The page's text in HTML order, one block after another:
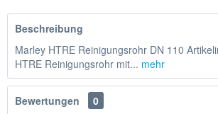
Beschreibung
Marley HTRE Reinigungsrohr DN 110
HTRE Reinigungsrohr mit... mehr
Bewertungen
0